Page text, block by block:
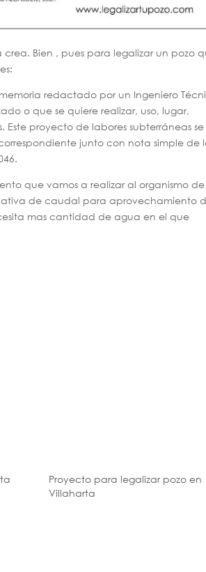
crea. Bien , pues para legalizar un pozo
redactado por un Ingeniero
o que se quiere realizar, uso, lugar,
proyecto de labores subterráneas se
junto con nota simple de
que vamos a realizar al organismo de
de caudal para aprovechamiento
mas cantidad de agua en el que
Proyecto para legalizar pozo en
Villaharta